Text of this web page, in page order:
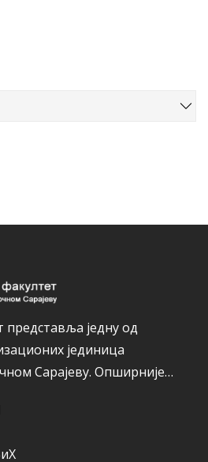
једну од
јединица
Сарајеву. Опширније…